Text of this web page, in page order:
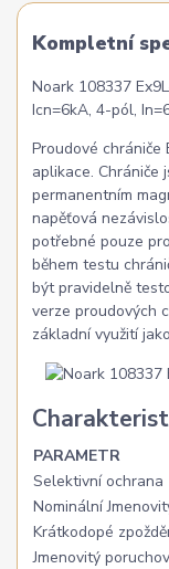
Kompletní
Noark 108337
Icn=6kA, 4-pól,
Proudové chrániče
aplikace. Chrániče
permanentním
napěťová
potřebné pouze
během testu
být pravidelně
verze proudových
základní využití
PARAMETR
Selektivní ochrana
Nominální
Krátkodopé
Jmenovitý